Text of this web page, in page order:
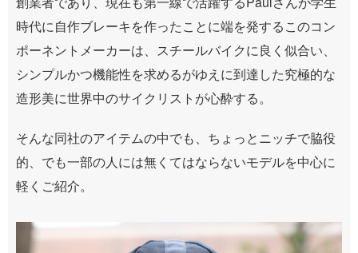
時代に自作ブレーキを作ったことに端を発するこのコン
ポーネントメーカーは、スチールバイクに良く似合い、
シンプルかつ機能性を求めるがゆえに到達した究極的な
造形美に世界中のサイクリストが心酔する。
そんな同社のアイテムの中でも、ちょっとニッチで脇役
的、でも一部の人には無くてはならないモデルを中心に
軽くご紹介。